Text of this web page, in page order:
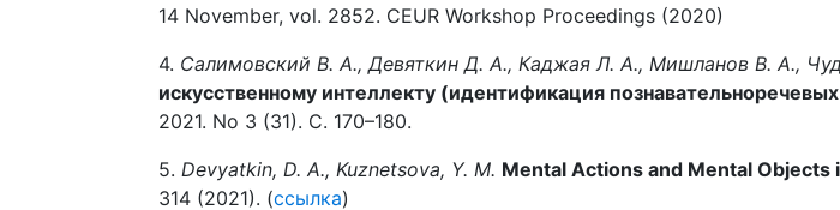
14 November, vol. 2852. CEUR Workshop Proceedings (2020)
4. Салимовский В. А., Девяткин Д. А., Каджая Л. А., Мишланов В. А.,
искусственному интеллекту (идентификация
2021. No 3 (31). С. 170–180.
5. Devyatkin, D. A., Kuznetsova, Y. M. Mental Actions and Mental Objects
314 (2021). (ссылка)